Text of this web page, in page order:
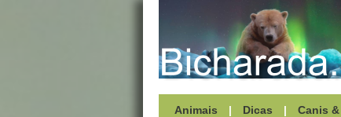
Animais | Dicas | Canis